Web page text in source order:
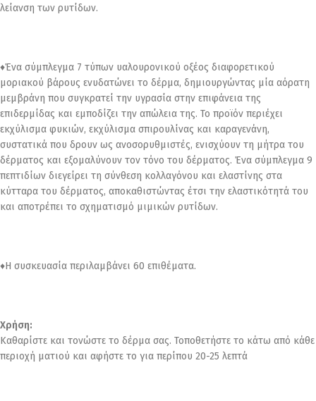
λείανση των ρυτίδων.
♦Ένα σύμπλεγμα 7 τύπων υαλουρονικού οξέος διαφορετικού
μοριακού βάρους ενυδατώνει το δέρμα, δημιουργώντας μία αόρατη
μεμβράνη που συγκρατεί την υγρασία στην επιφάνεια της
επιδερμίδας και εμποδίζει την απώλεια της. Το προϊόν περιέχει
εκχύλισμα φυκιών, εκχύλισμα σπιρουλίνας και καραγενάνη,
συστατικά που δρουν ως ανοσορυθμιστές, ενισχύουν τη μήτρα του
δέρματος και εξομαλύνουν τον τόνο του δέρματος. Ένα σύμπλεγμα 9
πεπτιδίων διεγείρει τη σύνθεση κολλαγόνου και ελαστίνης στα
κύτταρα του δέρματος, αποκαθιστώντας έτσι την ελαστικότητά του
και αποτρέπει το σχηματισμό μιμικών ρυτίδων.
♦Η συσκευασία περιλαμβάνει 60 επιθέματα.
Χρήση:
Καθαρίστε και τονώστε το δέρμα σας. Τοποθετήστε το κάτω από κάθε
περιοχή ματιού και αφήστε το για περίπου 20-25 λεπτά